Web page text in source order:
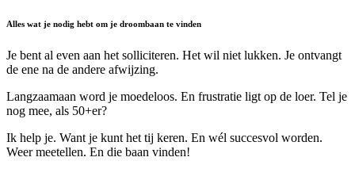
Alles wat je nodig hebt om je droombaan te vinden
Je bent al even aan het solliciteren. Het wil niet lukken. Je ontvangt
de ene na de andere afwijzing.
Langzaamaan word je moedeloos. En frustratie ligt op de loer. Tel je
nog mee, als 50+er?
Ik help je. Want je kunt het tij keren. En wél succesvol worden.
Weer meetellen. En die baan vinden!